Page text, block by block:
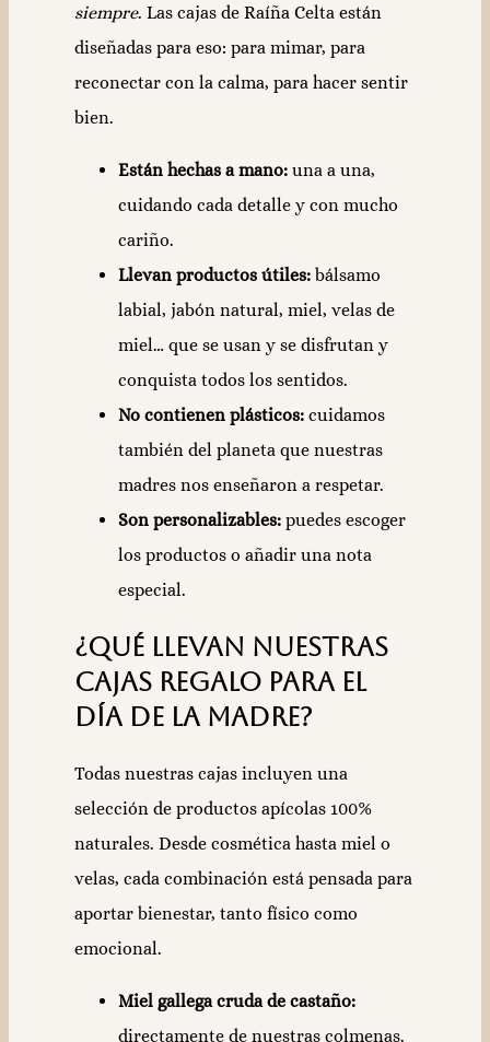
siempre. Las cajas de Raíña Celta están
diseñadas para eso: para mimar, para
reconectar con la calma, para hacer sentir
bien.
Están hechas a mano: una a una,
cuidando cada detalle y con mucho
cariño.
Llevan productos útiles: bálsamo
labial, jabón natural, miel, velas de
miel… que se usan y se disfrutan y
conquista todos los sentidos.
No contienen plásticos: cuidamos
también del planeta que nuestras
madres nos enseñaron a respetar.
Son personalizables: puedes escoger
los productos o añadir una nota
especial.
¿Qué llevan nuestras
cajas regalo para el
Día de la Madre?
Todas nuestras cajas incluyen una
selección de productos apícolas 100%
naturales. Desde cosmética hasta miel o
velas, cada combinación está pensada para
aportar bienestar, tanto físico como
emocional.
Miel gallega cruda de castaño:
directamente de nuestras colmenas.